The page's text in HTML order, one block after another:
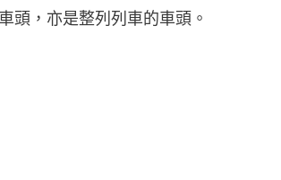
頭，亦是整列列車的車頭。